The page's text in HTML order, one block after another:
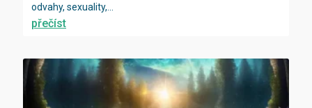
odvahy, sexuality,...
přečíst